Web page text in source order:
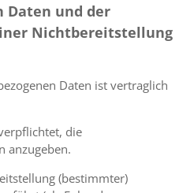
Daten und der
Nichtbereitstellung
Daten ist vertraglich
die
anzugeben.
(bestimmter)